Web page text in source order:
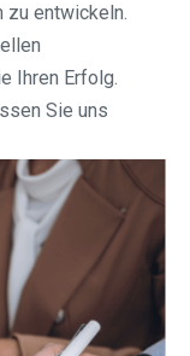
zu entwickeln.
Ihren Erfolg.
Sie uns